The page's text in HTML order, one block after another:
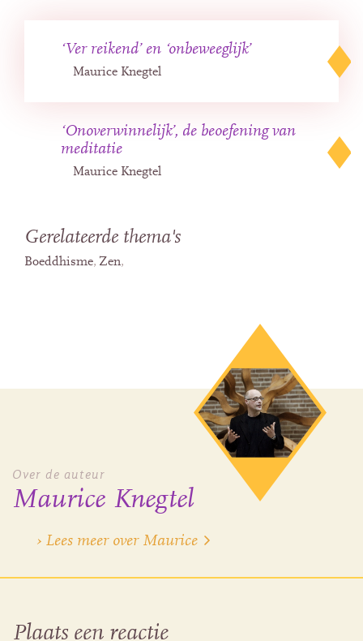
‘Ver reikend’ en ‘onbeweeglijk’
Maurice Knegtel
‘Onoverwinnelijk’, de beoefening van
meditatie
Maurice Knegtel
Gerelateerde thema's
Boeddhisme Zen
Over de auteur
Maurice Knegtel
› Lees meer over Maurice
Plaats een reactie